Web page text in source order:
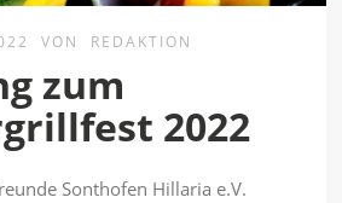
VON REDAKTION
zum
2022
Sonthofen Hillaria e.V.